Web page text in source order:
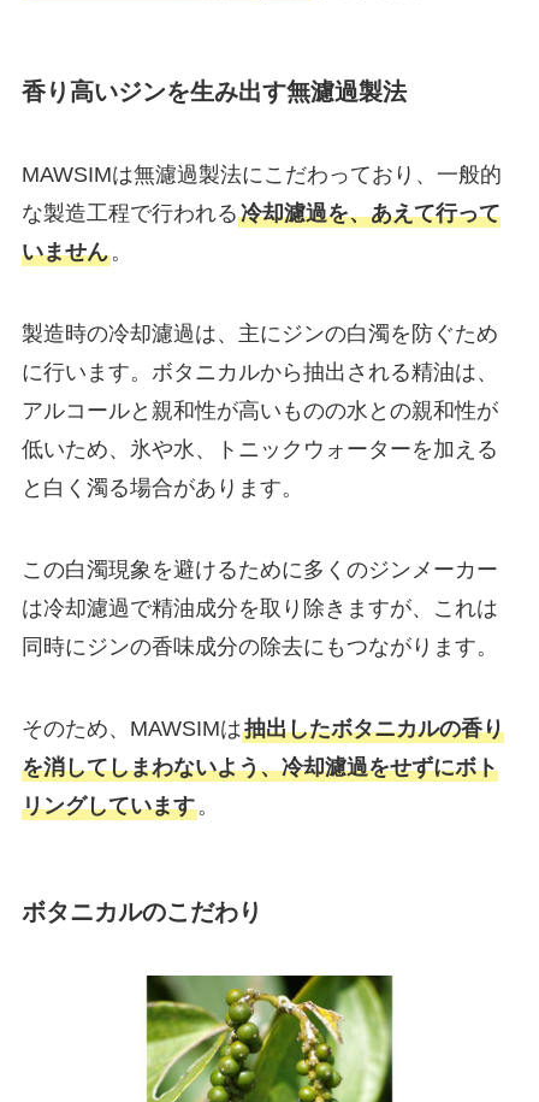
香り高いジンを生み出す無濾過製法
MAWSIMは無濾過製法にこだわっており、一般的
な製造工程で行われる冷却濾過を、あえて行って
いません。
製造時の冷却濾過は、主にジンの白濁を防ぐため
に行います。ボタニカルから抽出される精油は、
アルコールと親和性が高いものの水との親和性が
低いため、氷や水、トニックウォーターを加える
と白く濁る場合があります。
この白濁現象を避けるために多くのジンメーカー
は冷却濾過で精油成分を取り除きますが、これは
同時にジンの香味成分の除去にもつながります。
そのため、MAWSIMは抽出したボタニカルの香り
を消してしまわないよう、冷却濾過をせずにボト
リングしています。
ボタニカルのこだわり